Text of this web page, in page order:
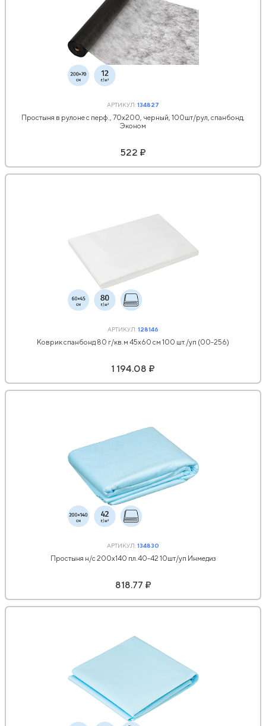
АРТИКУЛ:134827
Простыня в рулоне с перф., 70х200, черный, 100шт/рул, спанбонд,
Эконом
522 ₽
АРТИКУЛ:128146
Коврик спанбонд 80 г/кв.м 45х60 см 100 шт./уп (00-256)
1 194.08 ₽
АРТИКУЛ:134830
Простыня н/с 200x140 пл.40-42 10шт/уп Инмедиз
818.77 ₽